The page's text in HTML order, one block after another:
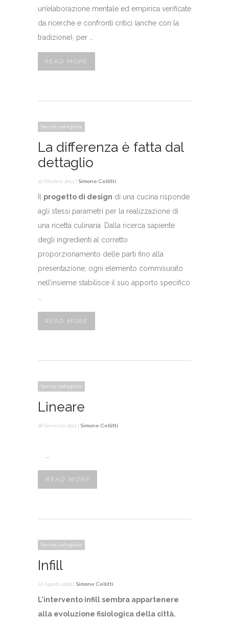
un’elaborazione mentale ed empirica verificate
da ricerche e confronti critici (anche con la
tradizione), per …
READ MORE
Senza categoria
La differenza è fatta dal
dettaglio
10 Ottobre 2013 | Simone Cellitti
progetto di design di una cucina risponde
agli stessi parametri per la realizzazione di
una ricetta culinaria. Dalla ricerca sapiente
degli ingredienti al corretto
proporzionamento delle parti fino alla
presentazione, ogni elemento commisurato
nell’insieme stabilisce il suo apporto specifico
READ MORE
Senza categoria
Lineare
18 Gennaio 2011 | Simone Cellitti
…
READ MORE
Senza categoria
Infill
22 Agosto 2010 | Simone Cellitti
L’intervento infill sembra appartenere
alla evoluzione fisiologica della città.